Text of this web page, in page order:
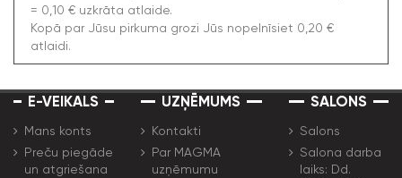
= 0,10 € uzkrāta atlaide.
Kopā par Jūsu pirkuma grozi Jūs nopelnīsiet 0,20 €
atlaidi.
E-VEIKALS
Mans konts
Preču piegāde
un atgriešana
UZŅĒMUMS
Kontakti
Par MAGMA
uzņēmumu
SALONS
Salons
Salona darba
laiks: Dd.